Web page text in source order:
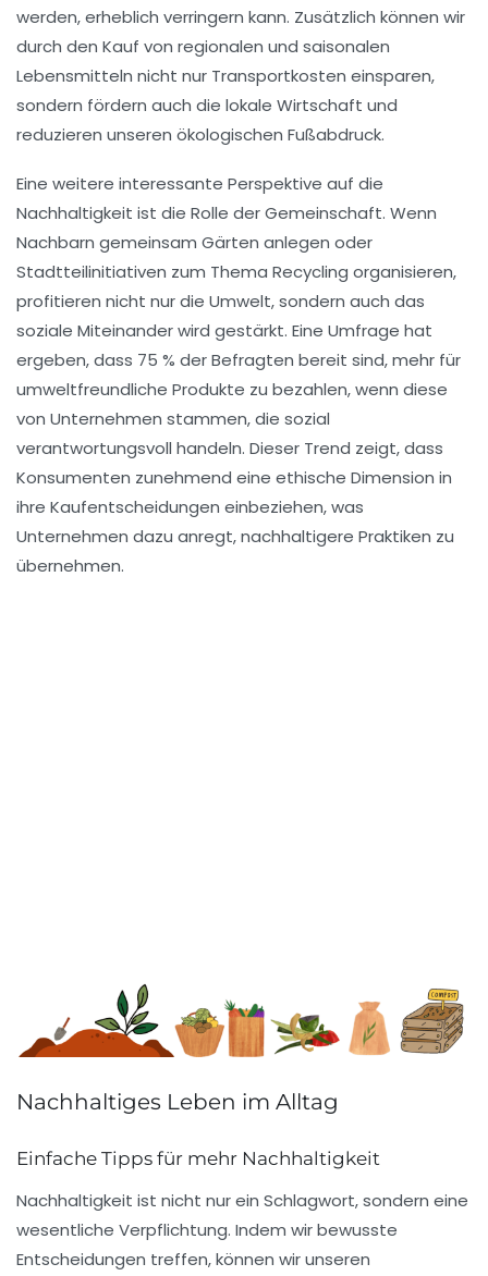
werden, erheblich verringern kann. Zusätzlich können wir
durch den Kauf von regionalen und saisonalen
Lebensmitteln nicht nur Transportkosten einsparen,
sondern fördern auch die lokale Wirtschaft und
reduzieren unseren ökologischen Fußabdruck.
Eine weitere interessante Perspektive auf die
Nachhaltigkeit ist die Rolle der Gemeinschaft. Wenn
Nachbarn gemeinsam Gärten anlegen oder
Stadtteilinitiativen zum Thema Recycling organisieren,
profitieren nicht nur die Umwelt, sondern auch das
soziale Miteinander wird gestärkt. Eine Umfrage hat
ergeben, dass 75 % der Befragten bereit sind, mehr für
umweltfreundliche Produkte zu bezahlen, wenn diese
von Unternehmen stammen, die sozial
verantwortungsvoll handeln. Dieser Trend zeigt, dass
Konsumenten zunehmend eine ethische Dimension in
ihre Kaufentscheidungen einbeziehen, was
Unternehmen dazu anregt, nachhaltigere Praktiken zu
übernehmen.
Nachhaltiges Leben im Alltag
Einfache Tipps für mehr Nachhaltigkeit
Nachhaltigkeit ist nicht nur ein Schlagwort, sondern eine
wesentliche Verpflichtung. Indem wirbewusste
Entscheidungen treffen, können wir unseren